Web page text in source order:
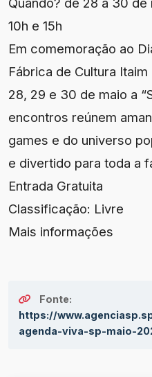
10h e 15h
Em comemoração ao
Fábrica de Cultura
28, 29 e 30 de maio a
encontros reúnem
games e do universo
e divertido para toda a
Entrada Gratuita
Classificação: Livre
Mais informações
Fonte:
https://
agenda-viva-sp-maio-